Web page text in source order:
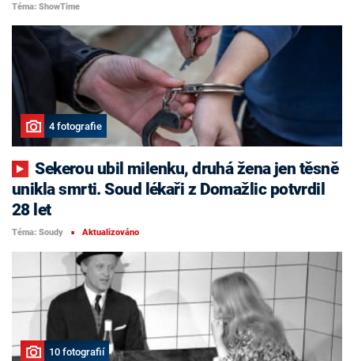
Téma: ShowTime
4 fotografie
Sekerou ubil milenku, druhá žena jen těsně
unikla smrti. Soud lékaři z Domažlic potvrdil
28 let
Téma: Soudy ■ Aktualizováno
10 fotografií